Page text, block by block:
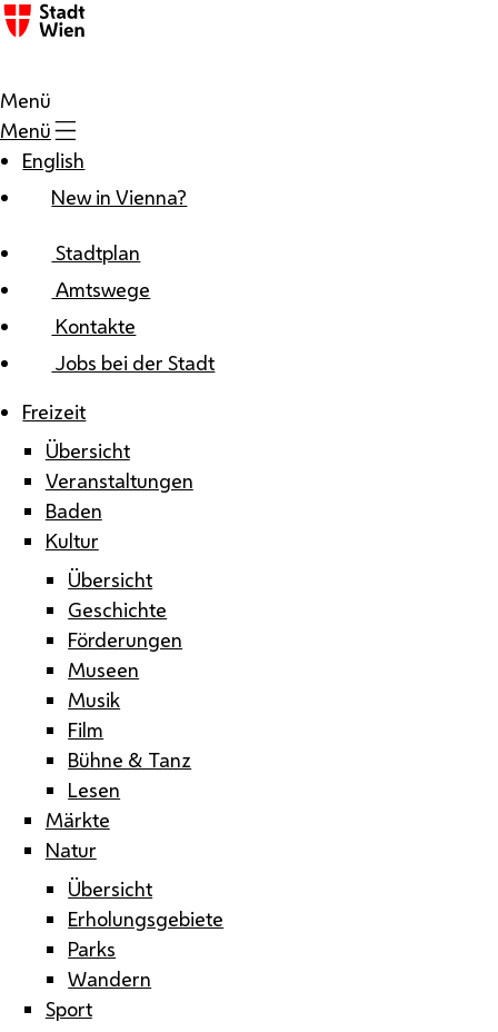
Zum Inhalt
Menü
Menü
English
New in Vienna?
Stadtplan
Amtswege
Kontakte
Jobs bei der Stadt
Freizeit
Übersicht
Veranstaltungen
Baden
Kultur
Übersicht
Geschichte
Förderungen
Museen
Musik
Film
Bühne & Tanz
Lesen
Märkte
Natur
Übersicht
Erholungsgebiete
Parks
Wandern
Sport